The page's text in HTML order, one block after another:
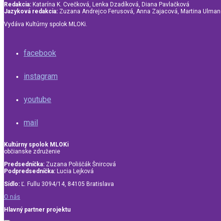
Redakcia: Katarína K. Cvečková, Lenka Dzadíková, Diana Pavlačková
Jazyková redakcia: Zuzana Andrejco Ferusová, Anna Zajacová, Martina
Vydáva Kultúrny spolok MLOKi.
facebook
instagram
youtube
mail
Kultúrny spolok MLOKi
občianske združenie
Predsedníčka: Zuzana Poliščák Šnircová
Podpredsedníčka: Lucia Lejková
Sídlo: Ľ. Fullu 3094/14, 84105 Bratislava
O nás
Hlavný partner projektu